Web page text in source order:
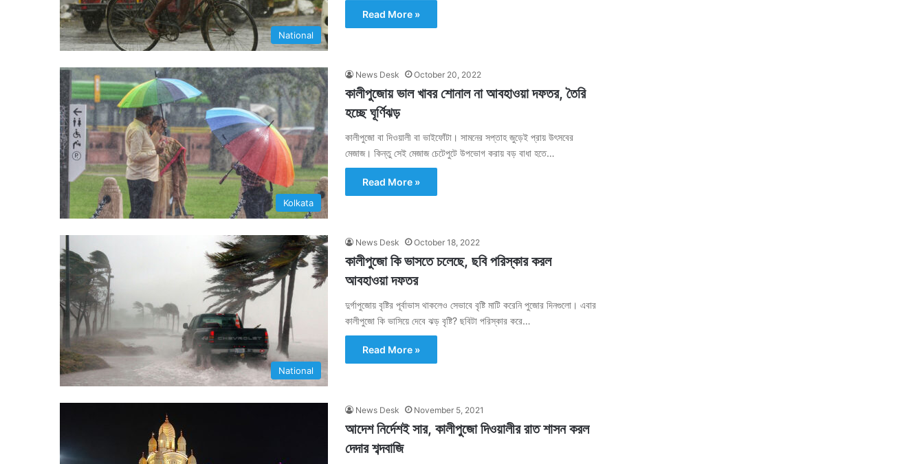
National
Read More »
Kolkata
News Desk October 20, 2022
কালীপুজোয় ভাল খাবর শোনাল না আবহাওয়া দফতর, তৈরি
হচ্ছে ঘূর্ণিঝড়
কালীপুজো বা দিওয়ালী বা ভাইফোঁটা। সামনের সপ্তাহ জুড়েই প্রায় উৎসবের
মেজাজ। কিন্তু সেই মেজাজ চেটেপুটে উপভোগ করায় বড় বাধা হতে…
Read More »
National
News Desk October 18, 2022
কালীপুজো কি ভাসতে চলেছে, ছবি পরিস্কার করল
আবহাওয়া দফতর
দুর্গাপুজোয় বৃষ্টির পূর্বাভাস থাকলেও সেভাবে বৃষ্টি মাটি করেনি পুজোর দিনগুলো। এবার
কালীপুজো কি ভাসিয়ে দেবে ঝড় বৃষ্টি? ছবিটা পরিস্কার করে…
Read More »
News Desk November 5, 2021
আদেশ নির্দেশই সার, কালীপুজো দিওয়ালীর রাত শাসন করল
দেদার শব্দবাজি